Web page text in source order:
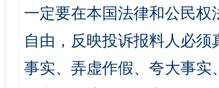
一定要在本国法律和公民
自由，反映投诉报料人必
事实、弄虚作假、夸大事